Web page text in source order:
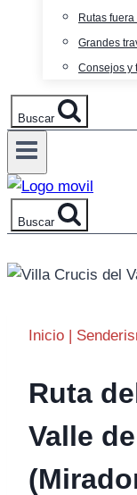
Rutas
Grandes
Consejos y
Buscar
Buscar
Inicio
Ruta
Valle